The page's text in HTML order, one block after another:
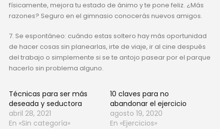
físicamente, mejora tu estado de ánimo y te pone feliz. ¿Más
razones? Seguro en el gimnasio conocerás nuevos amigos.
7. Se espontáneo: cuándo estas soltero hay más oportunidad
de hacer cosas sin planearlas, irte de viaje, ir al cine después
del trabajo o simplemente si se te antojo pasear por el parque
hacerlo sin problema alguno.
Técnicas para ser más
deseada y seductora
abril 28, 2021
En «Sin categoría»
10 claves para no
abandonar el ejercicio
agosto 19, 2020
En «Ejercicios»